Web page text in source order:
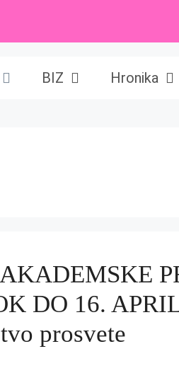
BIZ Hronika
DO 16.
prosvete